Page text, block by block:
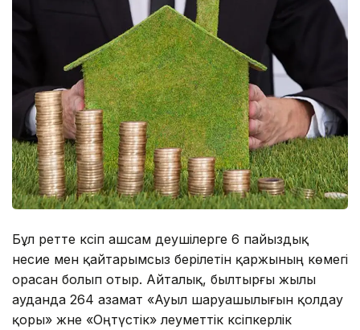
Бұл ретте кәсіп ашсам деушілерге 6 пайыздық
несие мен қайтарымсыз берілетін қаржының көмегі
орасан болып отыр. Айталық, былтырғы жылы
ауданда 264 азамат «Ауыл шаруашылығын қолдау
қоры» және «Оңтүстік» әлеуметтік кәсіпкерлік